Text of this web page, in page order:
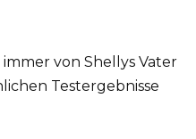
von Shellys Vater
Testergebnisse